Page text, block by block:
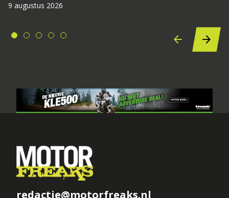
9 augustus 2026
redactie@motorfreaks.nl